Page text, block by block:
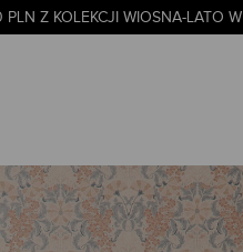
Z KOLEKCJI WIOSNA-LATO W